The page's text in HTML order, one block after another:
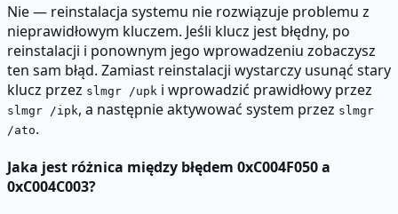
Nie — reinstalacja systemu nie rozwiązuje problemu z
nieprawidłowym kluczem. Jeśli klucz jest błędny, po
reinstalacji i ponownym jego wprowadzeniu zobaczysz
ten sam błąd. Zamiast reinstalacji wystarczy usunąć stary
klucz przez slmgr /upk i wprowadzić prawidłowy przez
slmgr /ipk, a następnie aktywować system przez slmgr
/ato.
Jaka jest różnica między błędem 0xC004F050 a
0xC004C003?